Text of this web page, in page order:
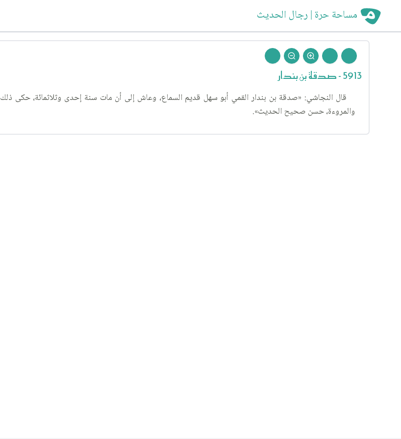
مساحة حرة | رجال الحديث
5913 - صدقة بن بندار
قال النجاشي: «صدقة بن بندار القمي أبو سهل قديم السماع، وعاش إلى أن مات سنة إحدى وثلاثمائة، حكى
والمروءة، حسن صحيح الحديث».